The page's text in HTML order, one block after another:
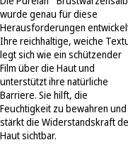
wurde genau für diese
Herausforderungen
Ihre reichhaltige, weiche
legt sich wie ein schützender
Film über die Haut und
unterstützt ihre natürliche
Barriere. Sie hilft, die
Feuchtigkeit zu bewahren und
stärkt die Widerstandskraft
Haut sichtbar.